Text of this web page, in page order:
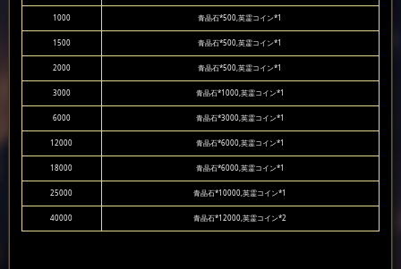
1000 青晶石*500,英霊コイン*1
1500 青晶石*500,英霊コイン*1
2000 青晶石*500,英霊コイン*1
3000 青晶石*1000,英霊コイン*1
6000 青晶石*3000,英霊コイン*1
12000 青晶石*6000,英霊コイン*1
18000 青晶石*6000,英霊コイン*1
25000 青晶石*10000,英霊コイン*1
40000 青晶石*12000,英霊コイン*2